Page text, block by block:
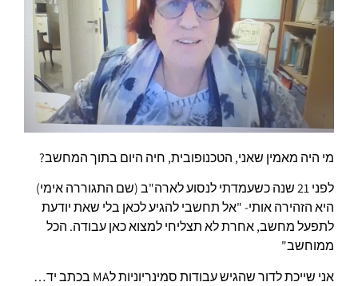
מי היה מאמין שאני, הטכנופובית, חיה היום בתוך המחשב?
לפני 21 שנה כשעמדתי לנסוע לארה"ב (שם התגוררה אימי)
היא הזהירה אותי- "אל תחשבי להגיע לכאן בלי שאת יודעת
לתפעל מחשב, אחרת לא תצליחי למצוא כאן עבודה. הכל
ממוחשב"
אני שייכת לדור שהגיש עבודות סמינריוניות לMA בכתב יד…